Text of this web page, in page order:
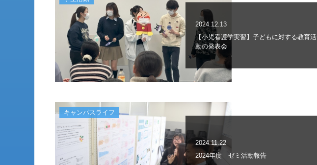
2024.12.13
【小児看護学実習】子どもに対する教育活
動の発表会
キャンパスライフ
2024.11.22
2024年度 ゼミ活動報告